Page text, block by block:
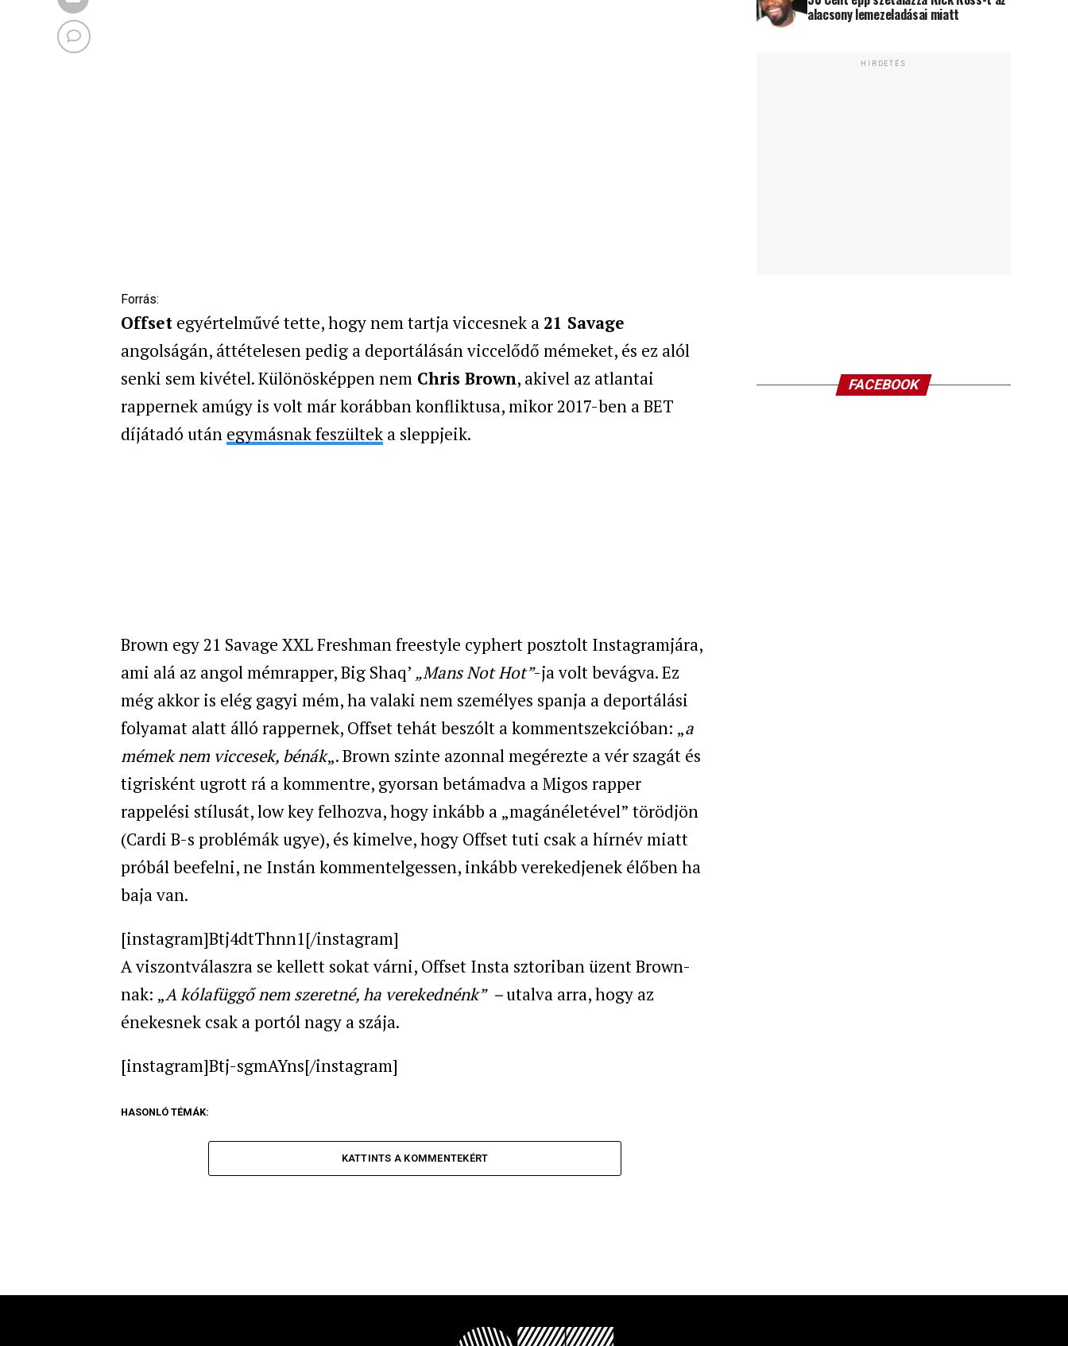
Forrás:
Offset egyértelművé tette, hogy nem tartja viccesnek a 21 Savage
angolságán, áttételesen pedig a deportálásán viccelődő mémeket, és ez alól
senki sem kivétel. Különösképpen nem Chris Brown, akivel az atlantai
rappernek amúgy is volt már korábban konfliktusa, mikor 2017-ben a BET
díjátadó után egymásnak feszültek a sleppjeik.
Brown egy 21 Savage XXL Freshman freestyle cyphert posztolt Instagramjára,
ami alá az angol mémrapper, Big Shaq’ „Mans Not Hot”-ja volt bevágva. Ez
még akkor is elég gagyi mém, ha valaki nem személyes spanja a deportálási
folyamat alatt álló rappernek, Offset tehát beszólt a kommentszekcióban: „a
mémek nem viccesek, bénák„. Brown szinte azonnal megérezte a vér szagát és
tigrisként ugrott rá a kommentre, gyorsan betámadva a Migos rapper
rappelési stílusát, low key felhozva, hogy inkább a „magánéletével” törödjön
(Cardi B-s problémák ugye), és kimelve, hogy Offset tuti csak a hírnév miatt
próbál beefelni, ne Instán kommentelgessen, inkább verekedjenek élőben ha
baja van.
[instagram]Btj4dtThnn1[/instagram]
A viszontválaszra se kellett sokat várni, Offset Insta sztoriban üzent Brown-
nak: „A kólafüggő nem szeretné, ha verekednénk” –utalva arra, hogy az
énekesnek csak a portól nagy a szája.
[instagram]Btj-sgmAYns[/instagram]
HASONLÓ TÉMÁK:
KATTINTS A KOMMENTEKÉRT
alacsony lemezeladásai miatt
HIRDETÉS
FACEBOOK